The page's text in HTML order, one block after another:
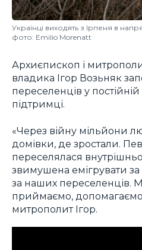
Українці виходять з Ірпеня в
фото: Emilio Morenatt
Архиєпископ і
владика Ігор Возьняк
переселенців у
підтримці.
«Через війну мільйони
домівки, де зростали.
переселялася
звимушена емігрувати
за наших переселенців.
приймаємо,
митрополит Ігор.